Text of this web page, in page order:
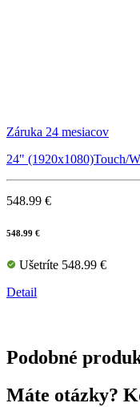
Záruka 24 mesiacov
24" (1920x1080)Touch/
548.99 €
548.99 €
Ušetríte 548.99 €
Detail
Podobné
Máte otázky?